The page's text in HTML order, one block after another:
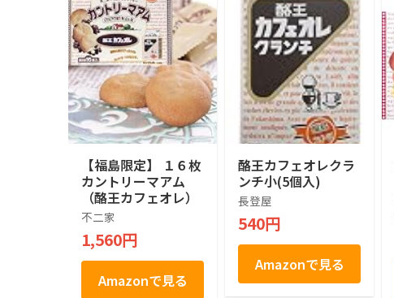
【福島限定】 １６枚
カントリーマアム
（酪王カフェオレ）
不二家
1,560円
Amazonで見る
酪王カフェオレクラ
ンチ小(5個入)
長登屋
540円
Amazonで見る